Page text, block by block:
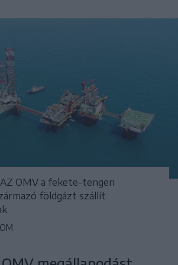
OMV a fekete-tengeri
földgázt szállít